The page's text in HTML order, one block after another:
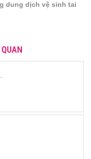
dung dịch vệ sinh tai